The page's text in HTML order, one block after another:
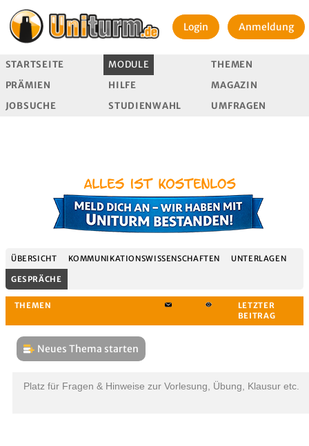
Login Anmeldung
STARTSEITE MODULE
THEMEN
PRÄMIEN
HILFE
MAGAZIN
JOBSUCHE
STUDIENWAHL UMFRAGEN
ÜBERSICHT KOMMUNIKATIONSWISSENSCHAFTEN UNTERLAGEN
GESPRÄCHE
THEMEN
Neues Thema starten
Platz für Fragen & Hinweise zur Vorlesung, Übung, Klausur etc.